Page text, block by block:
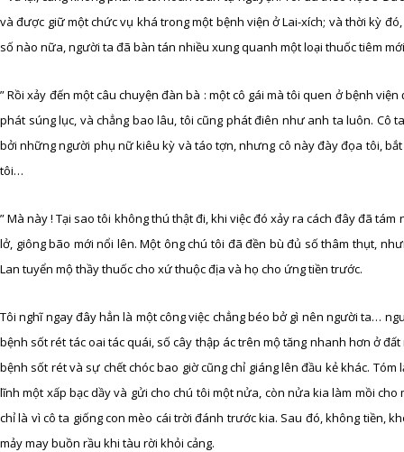
và được giữ một chức vụ khá trong một bệnh viện ở Lai-xích; và thời kỳ
số nào nữa, người ta đã bàn tán nhiều xung quanh một loại thuốc tiêm
” Rồi xảy đến một câu chuyện đàn bà : một cô gái mà tôi quen ở bệnh
phát súng lục, và chẳng bao lâu, tôi cũng phát điên như anh ta luôn. Cô
bởi những người phụ nữ kiêu kỳ và táo tợn, nhưng cô này đày đọa tôi,
tôi…
” Mà này ! Tại sao tôi không thú thật đi, khi việc đó xảy ra cách đây đã
lở, giông bão mới nổi lên. Một ông chú tôi đã đền bù đủ số thâm thụt,
Lan tuyển mộ thầy thuốc cho xứ thuộc địa và họ cho ứng tiền trước.
Tôi nghĩ ngay đây hẳn là một công việc chẳng béo bở gì nên người ta…
bệnh sốt rét tác oai tác quái, số cây thập ác trên mộ tăng nhanh hơn ở
bệnh sốt rét và sự chết chóc bao giờ cũng chỉ giáng lên đầu kẻ khác.
lĩnh một xấp bạc dầy và gửi cho chú tôi một nửa, còn nửa kia làm mồi
chỉ là vì cô ta giống con mèo cái trời đánh trước kia. Sau đó, không tiền,
mảy may buồn rầu khi tàu rời khỏi cảng.